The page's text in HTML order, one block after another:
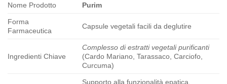
Nome Prodotto
Purim
Forma
Farmaceutica
Capsule vegetali facili da deglutire
Ingredienti Chiave
Complesso di estratti vegetali purificanti
(Cardo Mariano, Tarassaco, Carciofo,
Curcuma)
Supporto alla funzionalità epatica,